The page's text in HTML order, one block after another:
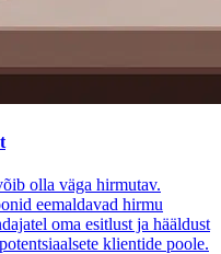
olla väga hirmutav.
eemaldavad hirmu
oma esitlust ja hääldust
klientide poole.